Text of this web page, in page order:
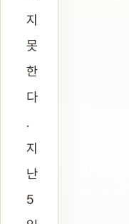
지
못
한
다
.
지
난
5